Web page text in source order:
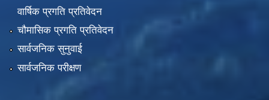
वार्षिक प्रगति प्रतिवेदन
चौमासिक प्रगति प्रतिवेदन
सार्वजनिक सुनुवाई
सार्वजनिक परीक्षण